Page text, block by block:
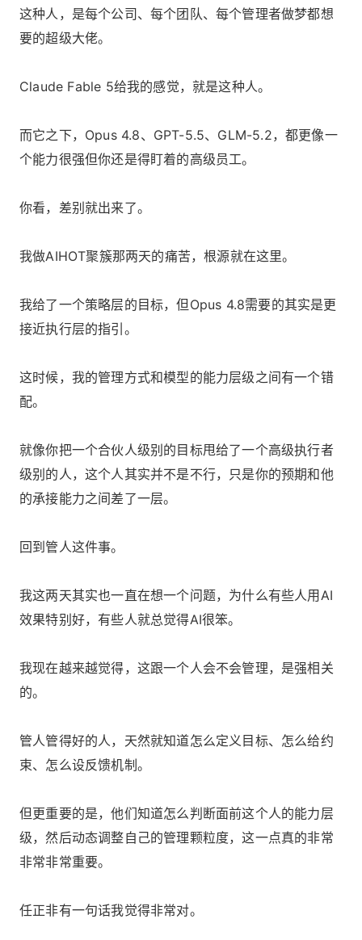
这种人，是每个公司、每个团队、每个管理者做梦都想
要的超级大佬。
Claude Fable 5给我的感觉，就是这种人。
而它之下，Opus 4.8、GPT-5.5、GLM-5.2，都更像一
个能力很强但你还是得盯着的高级员工。
你看，差别就出来了。
我做AIHOT聚簇那两天的痛苦，根源就在这里。
我给了一个策略层的目标，但Opus 4.8需要的其实是更
接近执行层的指引。
这时候，我的管理方式和模型的能力层级之间有一个错
配。
就像你把一个合伙人级别的目标甩给了一个高级执行者
级别的人，这个人其实并不是不行，只是你的预期和他
的承接能力之间差了一层。
回到管人这件事。
我这两天其实也一直在想一个问题，为什么有些人用AI
效果特别好，有些人就总觉得AI很笨。
我现在越来越觉得，这跟一个人会不会管理，是强相关
的。
管人管得好的人，天然就知道怎么定义目标、怎么给约
束、怎么设反馈机制。
但更重要的是，他们知道怎么判断面前这个人的能力层
级，然后动态调整自己的管理颗粒度，这一点真的非常
非常非常重要。
任正非有一句话我觉得非常对。